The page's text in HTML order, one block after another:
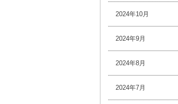
2024年10月
2024年9月
2024年8月
2024年7月